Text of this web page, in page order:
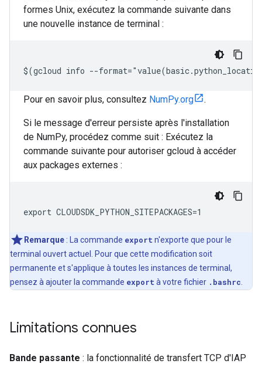
formes Unix, exécutez la commande suivante dans
une nouvelle instance de terminal :
$(gcloud info --
Pour en savoir plus, consultez NumPy.org .
Si le message d'erreur persiste après l'installation
de NumPy, procédez comme suit : Exécutez la
commande suivante pour autoriser gcloud à accéder
aux packages externes :
export CLOUDSDK_PYTHON_SITEPACKAGES=1
Remarque : La commande export n'exporte que pour le
terminal ouvert actuel. Pour que cette modification soit
permanente et s'applique à toutes les instances de terminal,
pensez à ajouter la commande export à votre fichier .bashrc
Limitations connues
Bande passante : la fonctionnalité de transfert TCP d'IAP